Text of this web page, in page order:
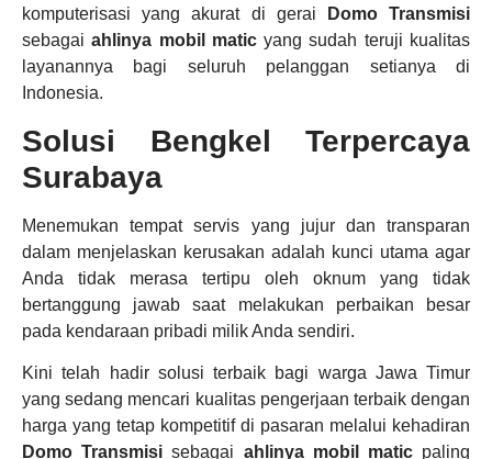
komputerisasi yang akurat di gerai
Domo Transmisi
sebagaiahlinya mobil maticyang sudah teruji kualitas
layanannya bagi seluruh pelanggan setianya di
Indonesia.
Solusi Bengkel Terpercaya
Surabaya
Menemukan tempat servis yang jujur dan transparan
dalam menjelaskan kerusakan adalah kunci utama agar
Anda tidak merasa tertipu oleh oknum yang tidak
bertanggung jawab saat melakukan perbaikan besar
pada kendaraan pribadi milik Anda sendiri.
Kini telah hadir solusi terbaik bagi warga Jawa Timur
yang sedang mencari kualitas pengerjaan terbaik dengan
harga yang tetap kompetitif di pasaran melalui kehadiran
Domo Transmisi sebagai ahlinya mobil maticpaling